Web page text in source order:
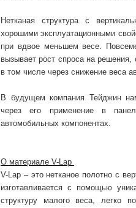
Нетканая структура с
хорошими эксплуатационными
при вдвое меньшем весе.
вызывает рост спроса на
в том числе через снижение веса
В будущем компания Тейджин
через его применение в
автомобильных компонентах.
О материале V-Lap
V-Lap – это нетканое полотно с
изготавливается с помощью
структуру малого веса, легко